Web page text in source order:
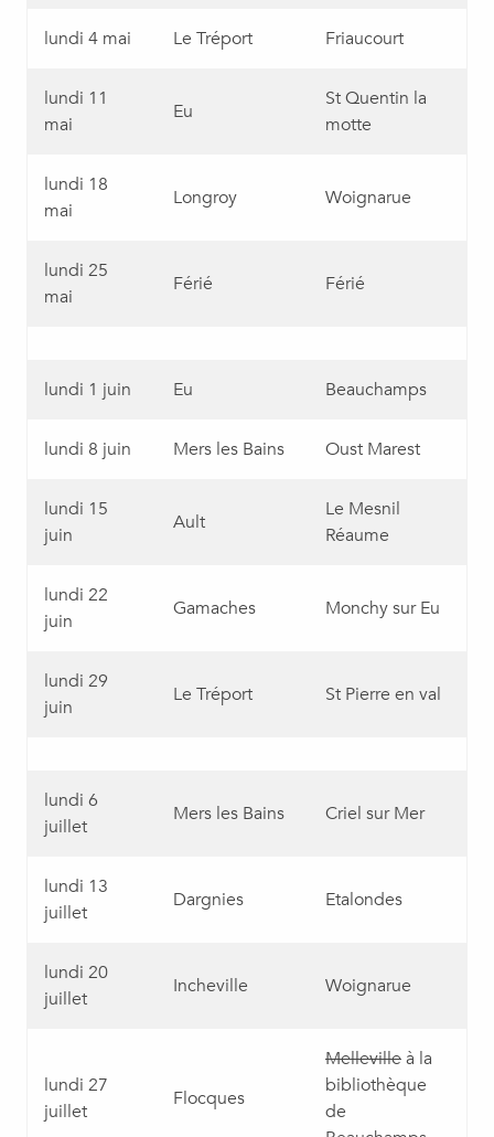
lundi 4 mai Le Tréport Friaucourt
lundi 11
mai
Eu
St Quentin la
motte
lundi 18
mai
Longroy Woignarue
lundi 25
mai
Férié Férié
lundi 1 juin Eu Beauchamps
lundi 8 juin Mers les Bains Oust Marest
lundi 15
juin
Ault
Le Mesnil
Réaume
lundi 22
juin
Gamaches Monchy sur Eu
lundi 29
juin
Le Tréport St Pierre en val
lundi 6
juillet
Mers les Bains Criel sur Mer
lundi 13
juillet
Dargnies Etalondes
lundi 20
juillet
Incheville Woignarue
lundi 27
juillet
Flocques
Mellevilleà la
bibliothèque
de